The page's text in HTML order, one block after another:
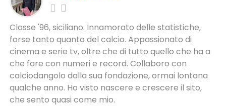
Classe '96, siciliano. Innamorato delle statistiche,
forse tanto quanto del calcio. Appassionato di
cinema e serie tv, oltre che di tutto quello che ha a
che fare con numeri e record. Collaboro con
calciodangolo dalla sua fondazione, ormai lontana
qualche anno. Ho visto nascere e crescere il sito,
che sento quasi come mio.